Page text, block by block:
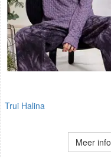
Trui Halina
Meer info